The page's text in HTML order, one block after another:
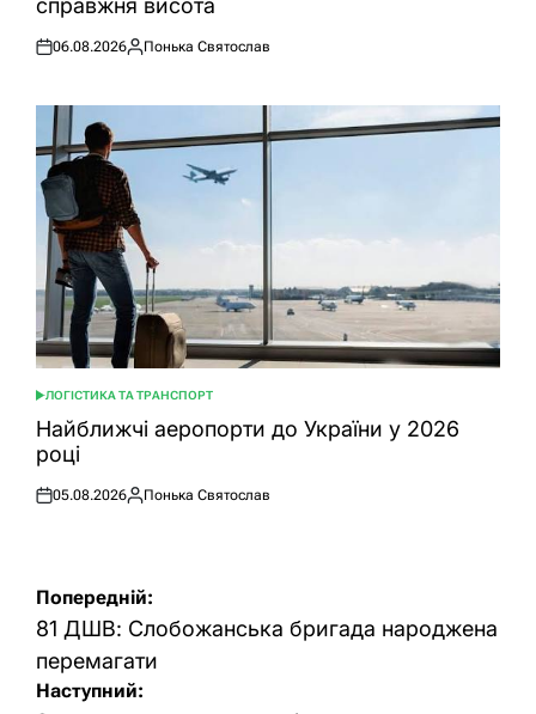
справжня висота
Оприлюднено
06.08.2026
Опубліковано
Понька Святослав
ОПУБЛІКУВАТИ
У
ЛОГІСТИКА ТА ТРАНСПОРТ
Найближчі аеропорти до України у 2026
році
Оприлюднено
05.08.2026
Опубліковано
Понька Святослав
Навігація
записів
Попередній:
81 ДШВ: Слобожанська бригада народжена
перемагати
Наступний: